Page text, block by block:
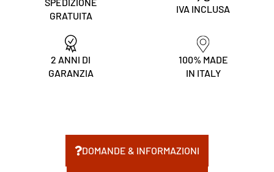
GRATUITA
IVA INCLUSA
2 ANNI DI
GARANZIA
100% MADE
IN ITALY
DOMANDE & INFORMAZIONI